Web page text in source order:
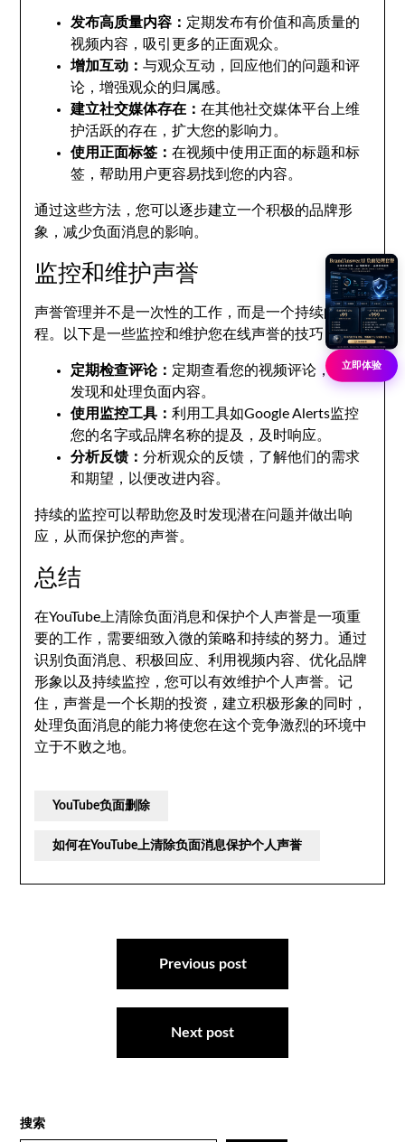
发布高质量内容： 定期发布有价值和高质量的
视频内容，吸引更多的正面观众。
增加互动：与观众互动，回应他们的问题和评
论，增强观众的归属感。
建立社交媒体存在：在其他社交媒体平台上维
护活跃的存在，扩大您的影响力。
使用正面标签：在视频中使用正面的标题和标
签，帮助用户更容易找到您的内容。
通过这些方法，您可以逐步建立一个积极的品牌形
象，减少负面消息的影响。
监控和维护声誉
声誉管理并不是一次性的工作，而是一个持续的过
程。以下是一些监控和维护您在线声誉的技巧：
定期检查评论： 定期查看您的视频评论，及时
发现和处理负面内容。
使用监控工具：利用工具如Google Alerts监控
您的名字或品牌名称的提及，及时响应。
分析反馈：分析观众的反馈，了解他们的需求
和期望，以便改进内容。
持续的监控可以帮助您及时发现潜在问题并做出响
应，从而保护您的声誉。
总结
在YouTube上清除负面消息和保护个人声誉是一项重
要的工作，需要细致入微的策略和持续的努力。通过
识别负面消息、积极回应、利用视频内容、优化品牌
形象以及持续监控，您可以有效维护个人声誉。记
住，声誉是一个长期的投资，建立积极形象的同时，
处理负面消息的能力将使您在这个竞争激烈的环境中
立于不败之地。
YouTube负面删除
如何在YouTube上清除负面消息保护个人声誉
Previous post
Next post
搜索
立即体验